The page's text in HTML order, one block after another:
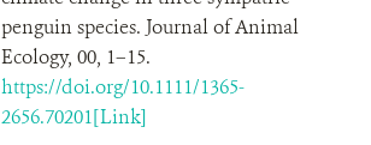
penguin species. Journal of Animal
Ecology, 00, 1–15.
https://doi.org/10.1111/1365-
2656.70201[Link]